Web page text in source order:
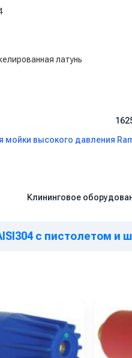
латунь
мойки высокого давления
Клининговое
с пистолетом и